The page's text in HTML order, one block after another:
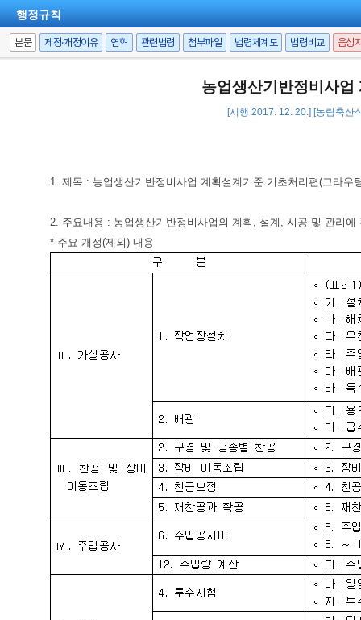
행정규칙
본문 제정·개정이유 연혁 관련법령 첨부파일 법령체계도 법령비교 음성
농업생산기반정비사업
[시행 2017. 12. 20.] [농림축산
1. 제목 : 농업생산기반정비사업 계획설계기준 기초처리편(그라우
2. 주요내용 : 농업생산기반정비사업의 계획, 설계, 시공 및 관리
* 주요 개정(제외) 내용